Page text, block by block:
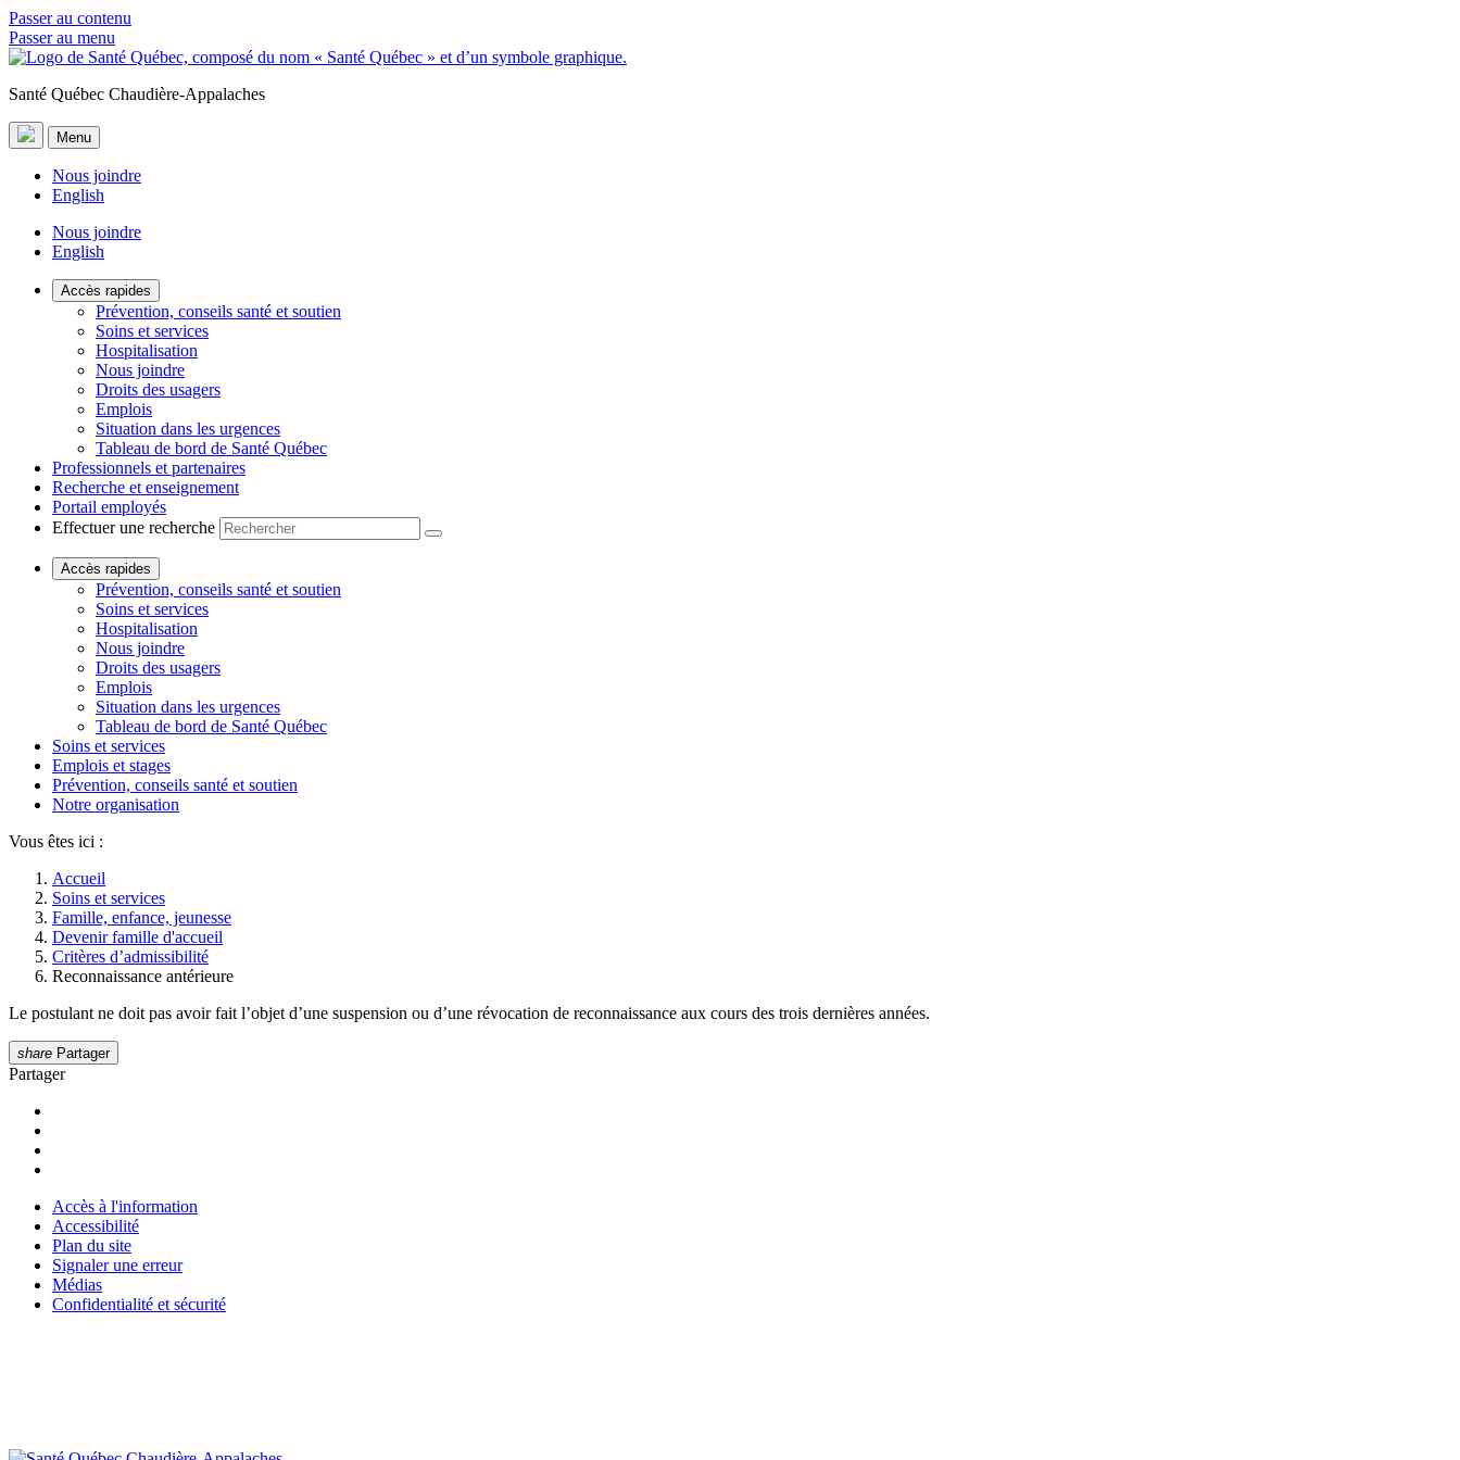
Passer au contenu
Passer au menu
Santé Québec Chaudière-Appalaches
Menu
Nous joindre
English
Nous joindre
English
Accès rapides
Prévention, conseils santé et soutien
Soins et services
Hospitalisation
Nous joindre
Droits des usagers
Emplois
Situation dans les urgences
Tableau de bord de Santé Québec
Professionnels et partenaires
Recherche et enseignement
Portail employés
Effectuer une recherche
Accès rapides
Prévention, conseils santé et soutien
Soins et services
Hospitalisation
Nous joindre
Droits des usagers
Emplois
Situation dans les urgences
Tableau de bord de Santé Québec
Soins et services
Emplois et stages
Prévention, conseils santé et soutien
Notre organisation
Vous êtes ici :
Accueil
Soins et services
Famille, enfance, jeunesse
Devenir famille d'accueil
Critères d’admissibilité
Reconnaissance antérieure
Le postulant ne doit pas avoir fait l’objet d’une suspension ou d’une révocation de reconnaissance aux cours des trois dernières années.
share Partager
Partager
Accès à l'information
Accessibilité
Plan du site
Signaler une erreur
Médias
Confidentialité et sécurité